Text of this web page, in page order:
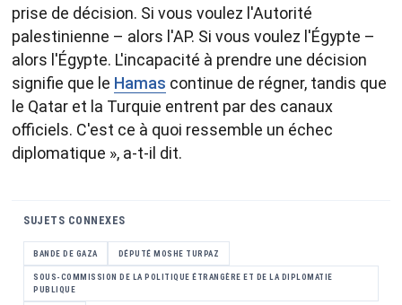
prise de décision. Si vous voulez l'Autorité
palestinienne – alors l'AP. Si vous voulez l'Égypte –
alors l'Égypte. L'incapacité à prendre une décision
signifie que le Hamas continue de régner, tandis que
le Qatar et la Turquie entrent par des canaux
officiels. C'est ce à quoi ressemble un échec
diplomatique », a-t-il dit.
SUJETS CONNEXES
BANDE DE GAZA DÉPUTÉ MOSHE TURPAZ
SOUS-COMMISSION DE LA POLITIQUE ÉTRANGÈRE ET DE LA DIPLOMATIE
PUBLIQUE